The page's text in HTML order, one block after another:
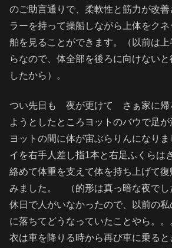
のご助言通りで、柔軟性と筋力が改
ラーを持って操船しながら上体をク
舶を見ることができます。（以前は
らなので、体全部を後ろに向けない
したから）。
つい先日も 夜が更けて さぁ家に帰
ようとしたところヨットのバウで足
ヨットの間に体が宙ぶらりんになり
イを右手人差し指1本と右足ふくらは
絡めて体重を支えて体を持ち上げて
みました。 （的形は真っ暗な夜でし
休日で人がいなかったので、以前の
に落ちてどうなっていたことやら。
衣は車を降りる時から再び車に乗る